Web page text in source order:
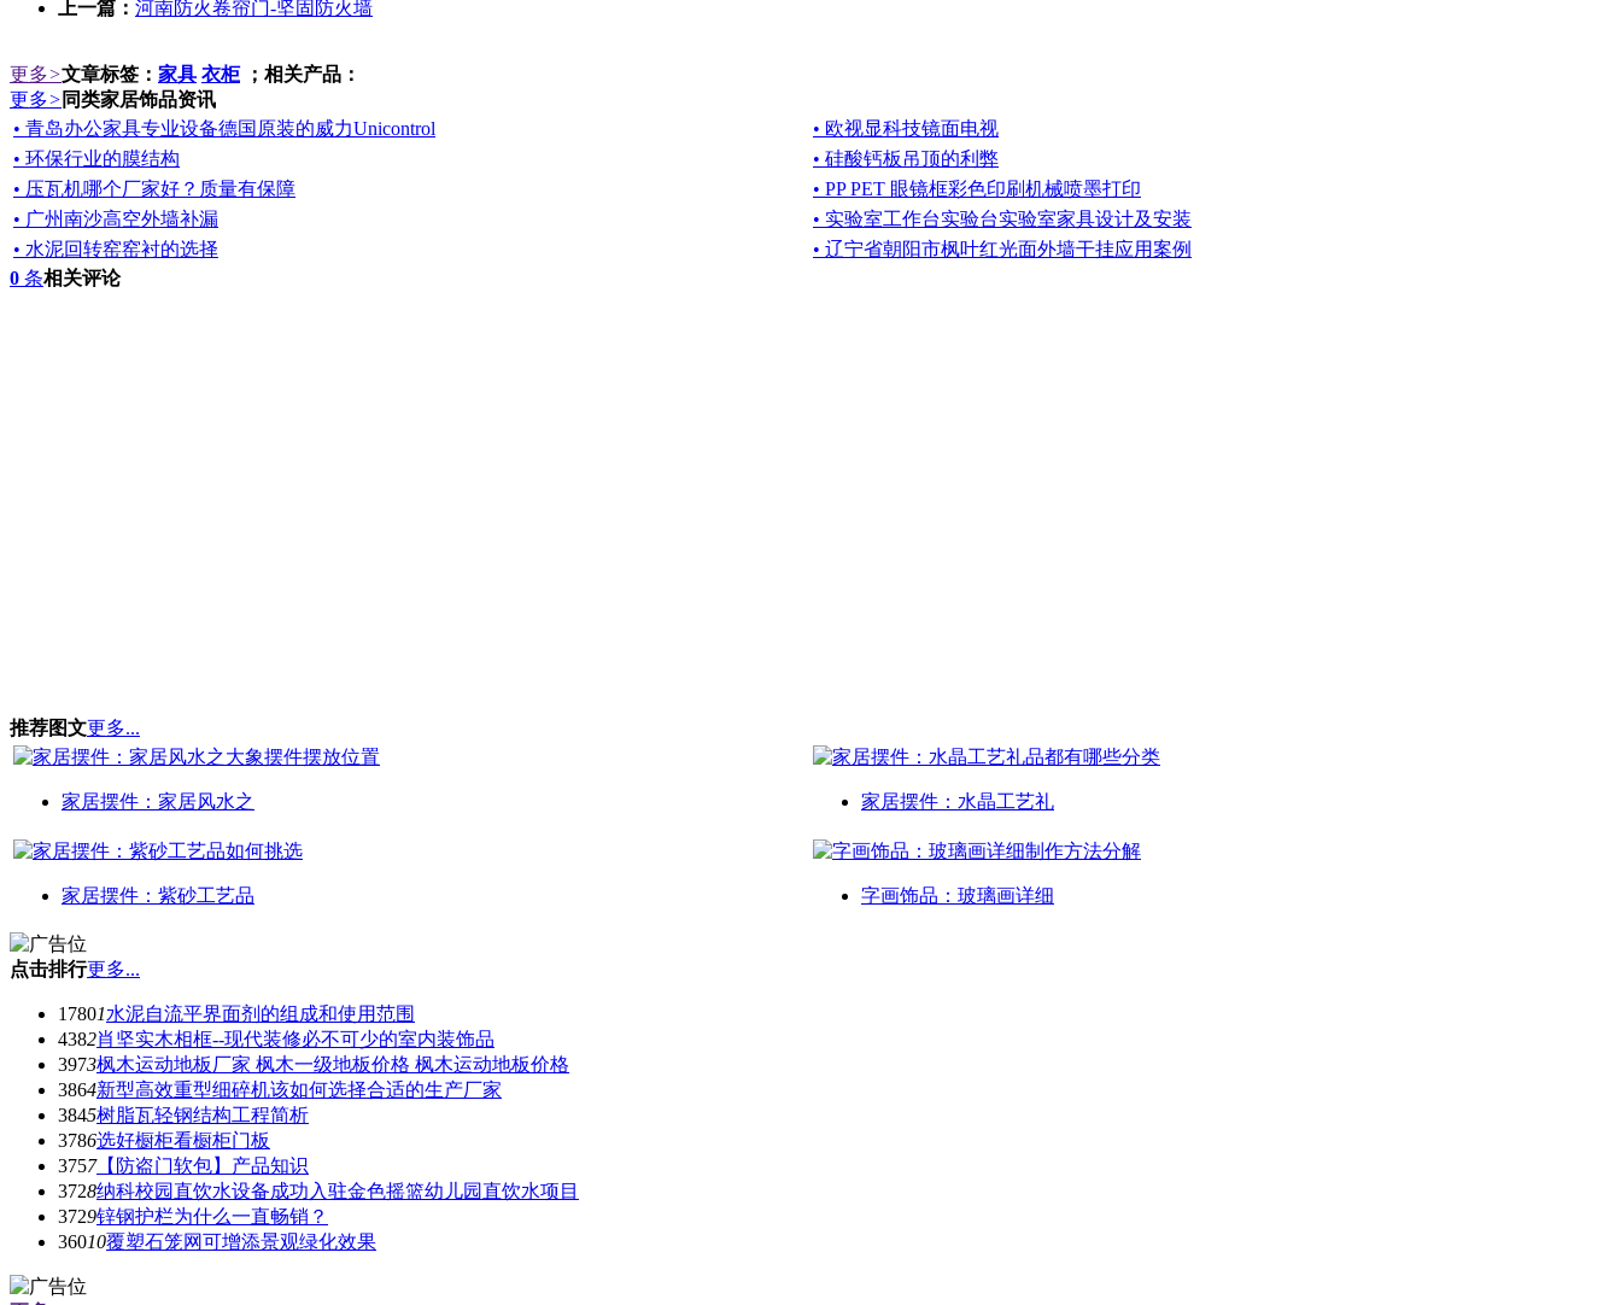
上一篇： 河南防火卷帘门-坚固防火墙
更多>文章标签： 家具 衣柜；相关产品：
更多> 同类家居饰品资讯
• 青岛办公家具专业设备德国原装的威力Unicontrol
• 欧视显科技镜面电视
• 环保行业的膜结构
• 硅酸钙板吊顶的利弊
• 压瓦机哪个厂家好？质量有保障
• PP PET 眼镜框彩色印刷机械喷墨打印
• 广州南沙高空外墙补漏
• 实验室工作台实验台实验室家具设计及安装
• 水泥回转窑窑衬的选择
• 辽宁省朝阳市枫叶红光面外墙干挂应用案例
0 条相关评论
推荐图文更多...
家居摆件：家居风水之 家居摆件：水晶工艺礼
家居摆件：紫砂工艺品 字画饰品：玻璃画详细
点击排行更多...
17801水泥自流平界面剂的组成和使用范围
4382肖坚实木相框--现代装修必不可少的室内装饰品
3973枫木运动地板厂家 枫木一级地板价格 枫木运动地板价格
3864新型高效重型细碎机该如何选择合适的生产厂家
3845树脂瓦轻钢结构工程简析
3786选好橱柜看橱柜门板
3757【防盗门软包】产品知识
3728纳科校园直饮水设备成功入驻金色摇篮幼儿园直饮水项目
3729锌钢护栏为什么一直畅销？
36010覆塑石笼网可增添景观绿化效果